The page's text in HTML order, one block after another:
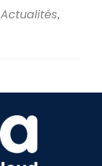
Actualités,